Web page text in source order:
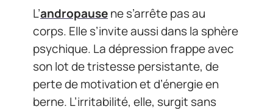
L’andropausene s’arrête pas au
corps. Elle s’invite aussi dans la sphère
psychique. La dépression frappe avec
son lot de tristesse persistante, de
perte de motivation et d’énergie en
berne. L’irritabilité, elle, surgit sans